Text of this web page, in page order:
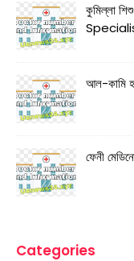
কুমিল্লা
আল-কামি
ফেনী
Categories